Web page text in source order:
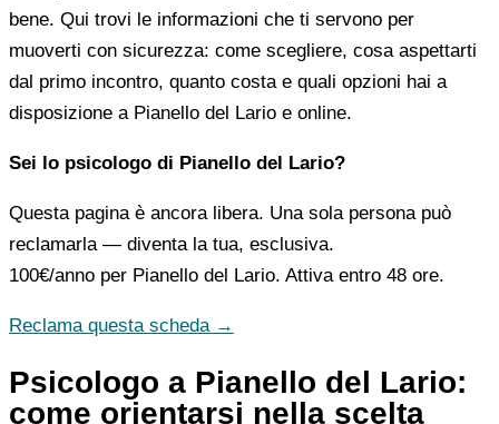
bene. Qui trovi le informazioni che ti servono per
muoverti con sicurezza: come scegliere, cosa aspettarti
dal primo incontro, quanto costa e quali opzioni hai a
disposizione a Pianello del Lario e online.
Sei lo psicologo di Pianello del Lario?
Questa pagina è ancora libera. Una sola persona può
reclamarla — diventa la tua, esclusiva.
100€/anno per Pianello del Lario. Attiva entro 48 ore.
Reclama questa scheda →
Psicologo a Pianello del Lario:
come orientarsi nella scelta